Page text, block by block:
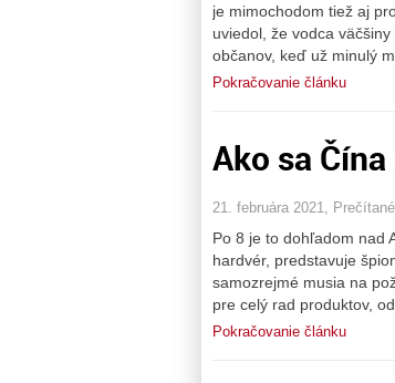
je mimochodom tiež aj
uviedol, že vodca
občanov, keď už minulý
Pokračovanie článku
Ako sa
21. februára 2021,
Po 8 je to dohľadom nad
hardvér, predstavuje
samozrejmé musia na
pre celý rad produktov,
Pokračovanie článku